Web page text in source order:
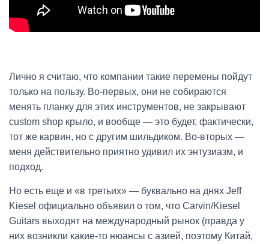
Лично я считаю, что компании такие перемены пойдут
только на пользу. Во-первых, они не собираются
менять планку для этих инструментов, не закрывают
custom shop крыло, и вообще — это будет, фактически,
тот же карвин, но с другим шильдиком. Во-вторых —
меня действительно приятно удивил их энтузиазм, и
подход.
Но есть еще и «в третьих» — буквально на днях Jeff
Kiesel официально объявил о том, что Carvin/Kiesel
Guitars выходят на международный рынок (правда у
них возникли какие-то нюансы с азией, поэтому Китай,